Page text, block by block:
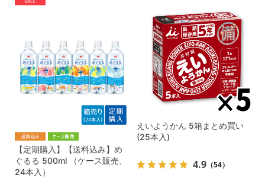
【定期購入】【送料込み】め
ぐるる 500ml （ケース販売、
24本入）
えいようかん 5箱まとめ買い
(25本入)
4.9 （54）